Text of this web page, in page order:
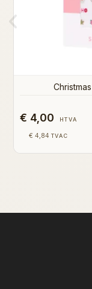
€ 2,80 HTVA
€ 3,39 TVAC